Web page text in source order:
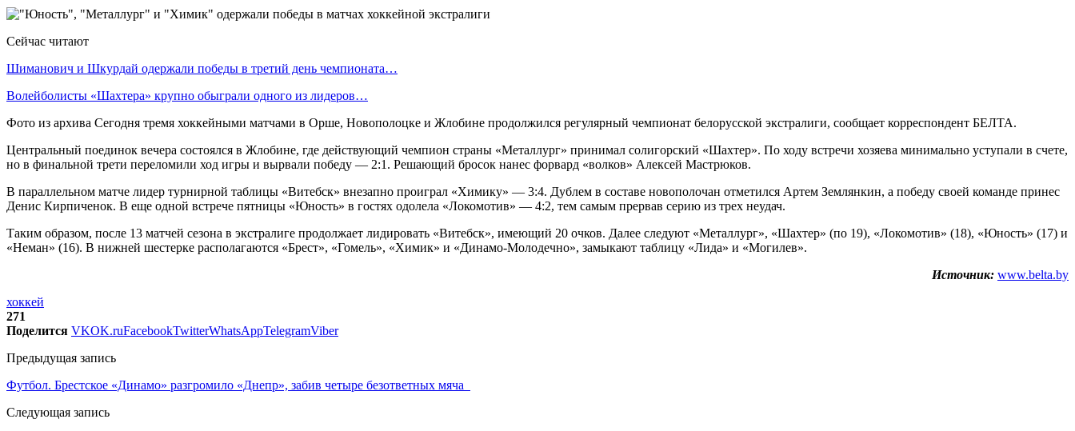
Сейчас читают
Шиманович и Шкурдай одержали победы в третий день чемпионата…
Волейболисты «Шахтера» крупно обыграли одного из лидеров…
Фото из архива Сегодня тремя хоккейными матчами в Орше, Новополоцке и Жлобине продолжился регулярный чемпионат белорусской экстралиги, сообщает корреспондент БЕЛТА.
Центральный поединок вечера состоялся в Жлобине, где действующий чемпион страны «Металлург» принимал солигорский «Шахтер». По ходу встречи хозяева минимально уступали в счете,
но в финальной трети переломили ход игры и вырвали победу — 2:1. Решающий бросок нанес форвард «волков» Алексей Мастрюков.
В параллельном матче лидер турнирной таблицы «Витебск» внезапно проиграл «Химику» — 3:4. Дублем в составе новополочан отметился Артем Землянкин, а победу своей команде принес
Денис Кирпиченок. В еще одной встрече пятницы «Юность» в гостях одолела «Локомотив» — 4:2, тем самым прервав серию из трех неудач.
Таким образом, после 13 матчей сезона в экстралиге продолжает лидировать «Витебск», имеющий 20 очков. Далее следуют «Металлург», «Шахтер» (по 19), «Локомотив» (18), «Юность» (17) и
«Неман» (16). В нижней шестерке располагаются «Брест», «Гомель», «Химик» и «Динамо-Молодечно», замыкают таблицу «Лида» и «Могилев».
Источник: www.belta.by
хоккей
271
Поделится VKOK.ruFacebookTwitterWhatsAppTelegramViber
Предыдущая запись
Футбол. Брестское «Динамо» разгромило «Днепр», забив четыре безответных мяча
Следующая запись